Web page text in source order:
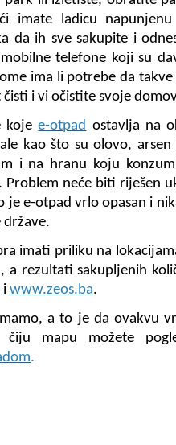
ladicu napunjenu
da ih sve sakupite i
telefone koji su
ima li potrebe da
i vi očistite svoje
kojee-otpad ostavlja na
kao što su olovo,
i na hranu koju
neće biti riješen
e-otpad vrlo opasan i
države.
imati priliku na
rezultati sakupljenih
i www.zeos.ba.
a to je da ovakvu
čiju mapu možete
.